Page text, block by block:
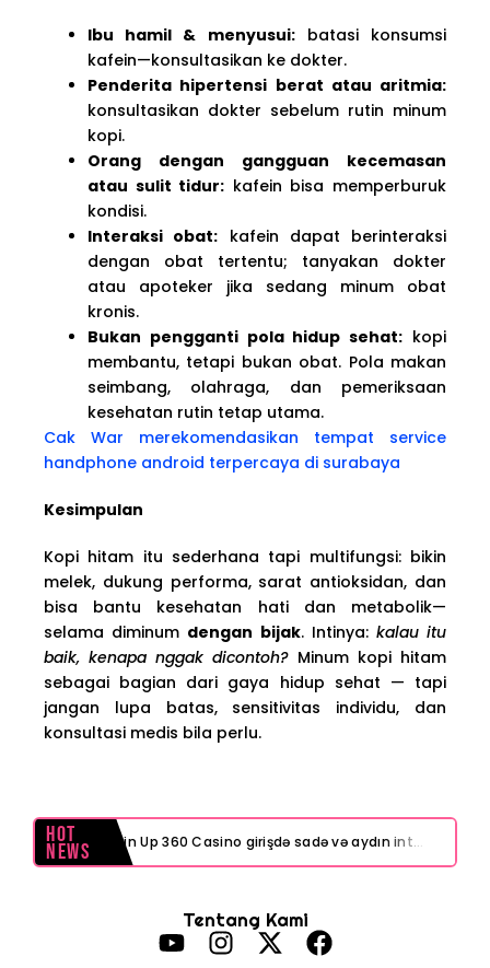
Ibu hamil & menyusui:batasi konsumsi
kafein—konsultasikan ke dokter.
Penderita hipertensi berat atau aritmia:
konsultasikan dokter sebelum rutin minum
kopi.
Orang dengan gangguan kecemasan
atau sulit tidur: kafein bisa memperburuk
kondisi.
Interaksi obat: kafein dapat berinteraksi
dengan obat tertentu; tanyakan dokter
atau apoteker jika sedang minum obat
kronis.
Bukan pengganti pola hidup sehat: kopi
membantu, tetapi bukan obat. Pola makan
seimbang, olahraga, dan pemeriksaan
kesehatan rutin tetap utama.
Cak War merekomendasikan tempat service
handphone android terpercaya di surabaya
Kesimpulan
Kopi hitam itu sederhana tapi multifungsi: bikin
melek, dukung performa, sarat antioksidan, dan
bisa bantu kesehatan hati dan metabolik—
selama diminum dengan bijak. Intinya: kalau itu
baik, kenapa nggak dicontoh? Minum kopi hitam
sebagai bagian dari gaya hidup sehat — tapi
jangan lupa batas, sensitivitas individu, dan
konsultasi medis bila perlu.
Hot
News Pin Up 360 Casino girişdə sadə və aydın interfeys necə işinizi asanlaşdırır
Tentang Kami